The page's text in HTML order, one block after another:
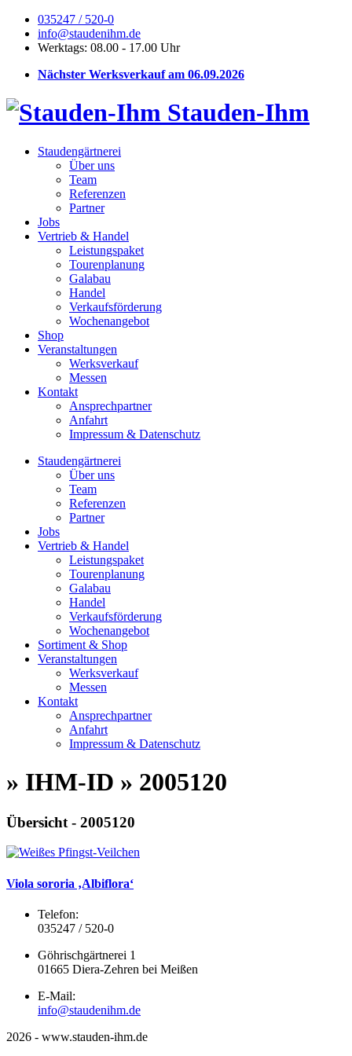
035247 / 520-0
info@staudenihm.de
Werktags: 08.00 - 17.00 Uhr
Nächster Werksverkauf am 06.09.2026
Stauden-Ihm
Staudengärtnerei
Über uns
Team
Referenzen
Partner
Jobs
Vertrieb & Handel
Leistungspaket
Tourenplanung
Galabau
Handel
Verkaufsförderung
Wochenangebot
Shop
Veranstaltungen
Werksverkauf
Messen
Kontakt
Ansprechpartner
Anfahrt
Impressum & Datenschutz
Staudengärtnerei
Über uns
Team
Referenzen
Partner
Jobs
Vertrieb & Handel
Leistungspaket
Tourenplanung
Galabau
Handel
Verkaufsförderung
Wochenangebot
Sortiment & Shop
Veranstaltungen
Werksverkauf
Messen
Kontakt
Ansprechpartner
Anfahrt
Impressum & Datenschutz
» IHM-ID » 2005120
Übersicht - 2005120
Viola sororia ‚Albiflora‘
Telefon:
035247 / 520-0
Göhrischgärtnerei 1
01665 Diera-Zehren bei Meißen
E-Mail:
info@staudenihm.de
2026 - www.stauden-ihm.de